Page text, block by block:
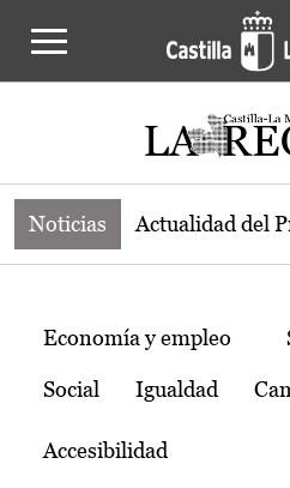
Noticias de la
Noticias Actualidad del
Temas
Economía y empleo
Social Igualdad
Accesibilidad